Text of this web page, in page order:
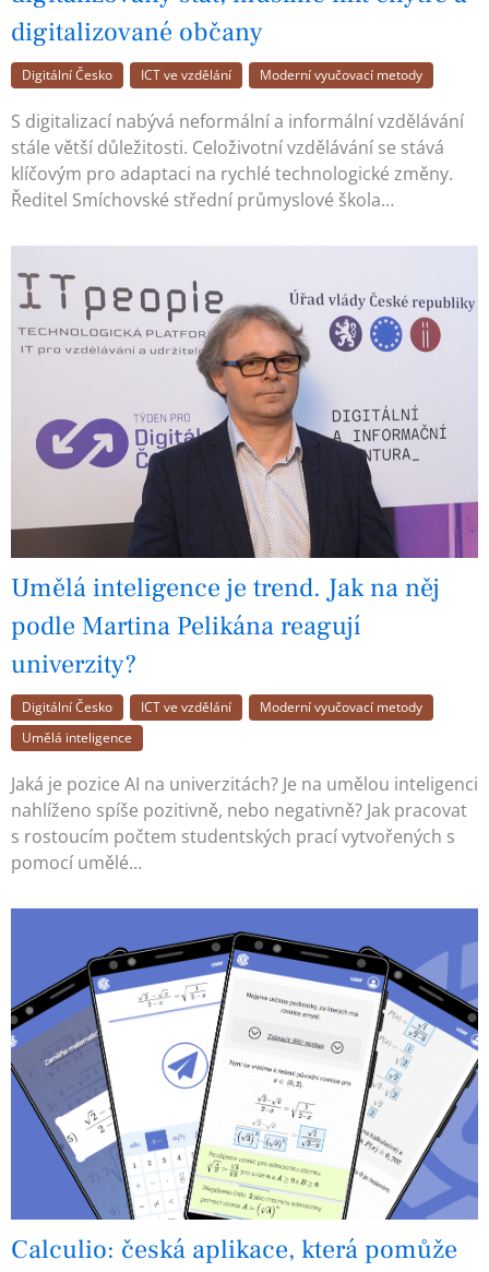
digitalizované občany
Digitální Česko ICT ve vzdělání Moderní vyučovací metody
S digitalizací nabývá neformální a informální vzdělávání
stále větší důležitosti. Celoživotní vzdělávání se stává
klíčovým pro adaptaci na rychlé technologické změny.
Ředitel Smíchovské střední průmyslové škola…
Umělá inteligence je trend. Jak na něj
podle Martina Pelikána reagují
univerzity?
Digitální Česko ICT ve vzdělání
Moderní vyučovací metody
Umělá inteligence
Jaká je pozice AI na univerzitách? Je na umělou inteligenci
nahlíženo spíše pozitivně, nebo negativně? Jak pracovat
s rostoucím počtem studentských prací vytvořených s
pomocí umělé…
Calculio: česká aplikace, která pomůže